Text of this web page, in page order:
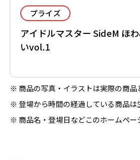
プライズ
アイドルマスター SideM ほ
いvol.1
商品の写真・イラストは実際の商
登場から時間の経過している商品は
商品名・登場日などこのホームペ